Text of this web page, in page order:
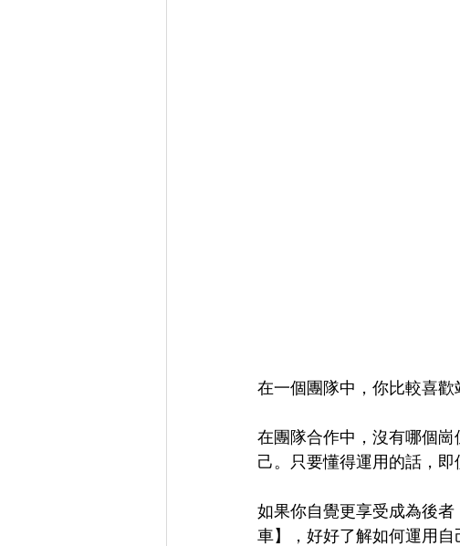
在一個團隊中，你比較喜
在團隊合作中，沒有哪個
己。只要懂得運用的話，即
如果你自覺更享受成為後者
車】，好好了解如何運用自